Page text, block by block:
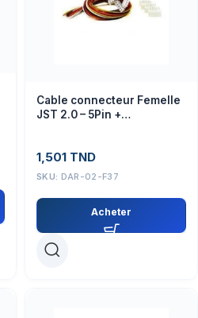
Cable connecteur Femelle
JST 2.0 – 5Pin +
1,501 TND
SKU: DAR-02-F37
Acheter